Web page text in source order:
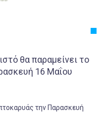
θα παραμείνει το
16 Μαΐου
την Παρασκευή